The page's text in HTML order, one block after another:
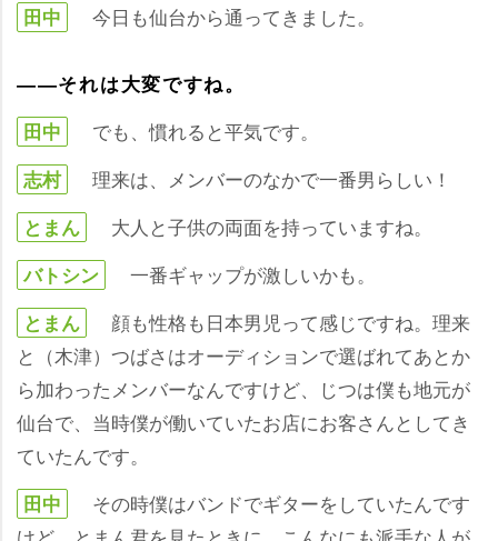
田中 今日も仙台から通ってきました。
――それは大変ですね。
田中
でも、慣れると平気です。
志村 理来は、メンバーのなかで一番男らしい！
とまん 大人と子供の両面を持っていますね。
バトシン 一番ギャップが激しいかも。
とまん
顔も性格も日本男児って感じですね。理来
と（木津）つばさはオーディションで選ばれてあとか
ら加わったメンバーなんですけど、じつは僕も地元が
仙台で、当時僕が働いていたお店にお客さんとしてき
ていたんです。
田中
その時僕はバンドでギターをしていたんです